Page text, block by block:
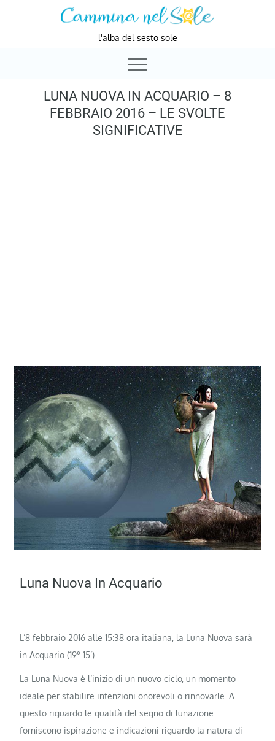
l'alba del sesto sole
LUNA NUOVA IN ACQUARIO – 8
FEBBRAIO 2016 – LE SVOLTE
SIGNIFICATIVE
Luna Nuova In Acquario
L’8 febbraio 2016 alle 15:38 ora italiana, la Luna Nuova sarà
in Acquario (19° 15’).
La Luna Nuova è l’inizio di un nuovo ciclo, un momento
ideale per stabilire intenzioni onorevoli o rinnovarle. A
questo riguardo le qualità del segno di lunazione
forniscono ispirazione e indicazioni riguardo la natura di